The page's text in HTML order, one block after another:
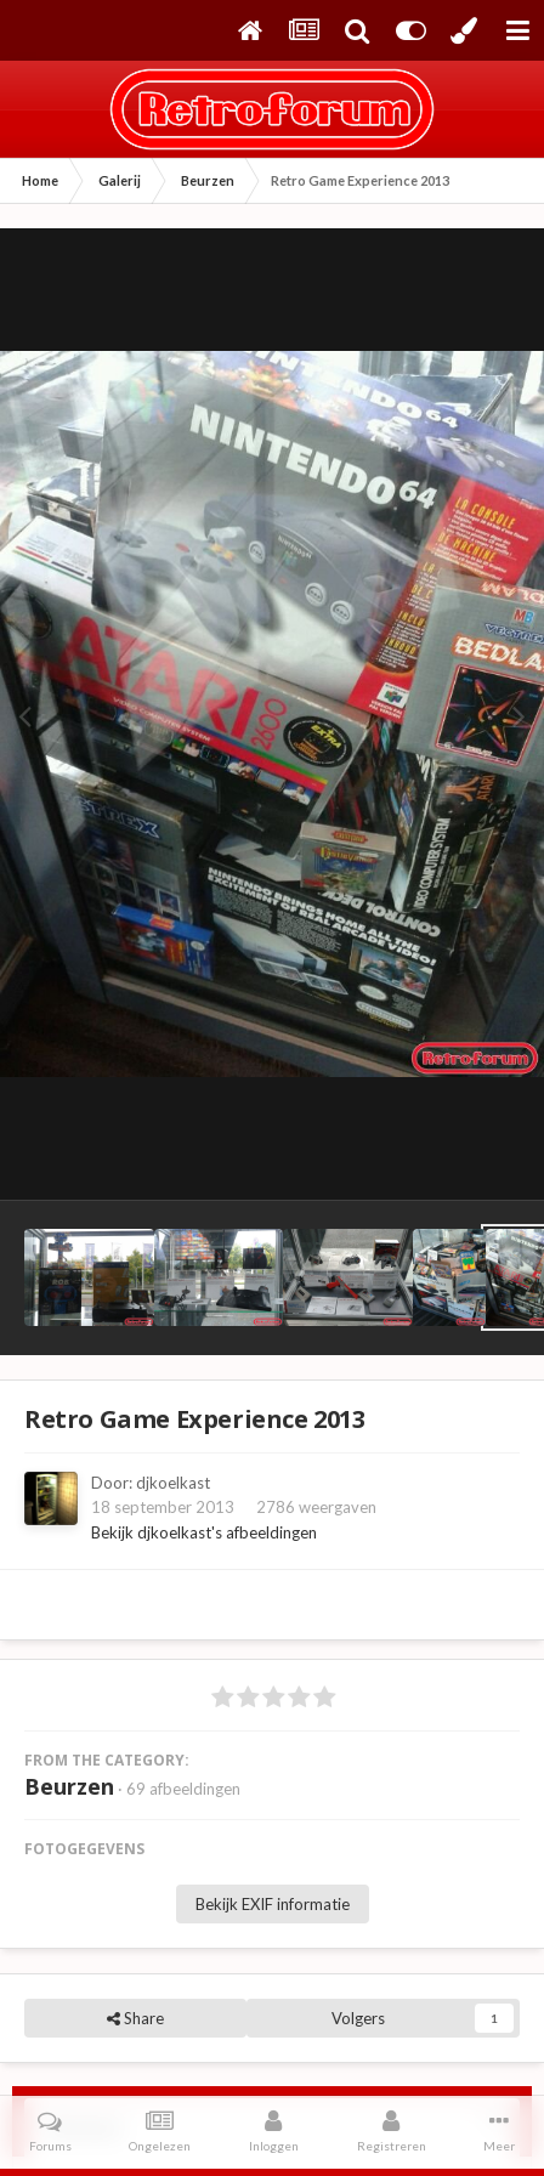
Home Galerij Beurzen Retro Game Experience 2013
Retro Game Experience 2013
Door:djkoelkast
18 september 2013
2786 weergaven
Bekijk djkoelkast's afbeeldingen
FROM THE CATEGORY:
Beurzen · 69 afbeeldingen
FOTOGEGEVENS
Bekijk EXIF informatie
Share Volgers 1
Reviews
Forums Ongelezen Inloggen Registreren Meer